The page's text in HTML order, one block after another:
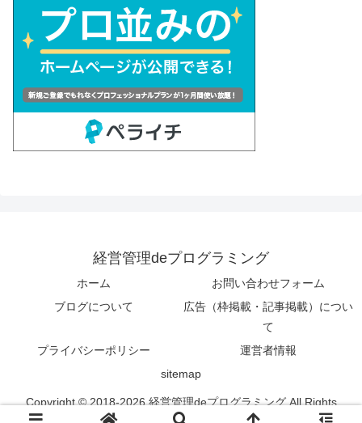
経営管理deプログラミング
ホーム
お問い合わせフォーム
ブログについて
広告（枠掲載・記事掲載）につい
て
プライバシーポリシー
運営者情報
sitemap
Copyright © 2018-2026 経営管理deプログラミング All Rights